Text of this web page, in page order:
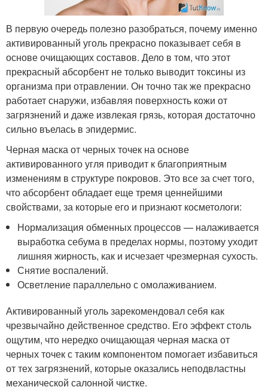
В первую очередь полезно разобраться, почему именно
активированный уголь прекрасно показывает себя в
основе очищающих составов. Дело в том, что этот
прекрасный абсорбент не только выводит токсины из
организма при отравлении. Он точно так же прекрасно
работает снаружи, избавляя поверхность кожи от
загрязнений и даже извлекая грязь, которая достаточно
сильно въелась в эпидермис.
Черная маска от черных точек на основе
активированного угля приводит к благоприятным
изменениям в структуре покровов. Это все за счет того,
что абсорбент обладает еще тремя ценнейшими
свойствами, за которые его и признают косметологи:
Нормализация обменных процессов — налаживается
выработка себума в пределах нормы, поэтому уходит
лишняя жирность, как и исчезает чрезмерная сухость.
Снятие воспалений.
Осветление параллельно с омолаживанием.
Активированный уголь зарекомендовал себя как
чрезвычайно действенное средство. Его эффект столь
ощутим, что нередко очищающая черная маска от
черных точек с таким компонентом помогает избавиться
от тех загрязнений, которые оказались неподвластны
механической салонной чистке.